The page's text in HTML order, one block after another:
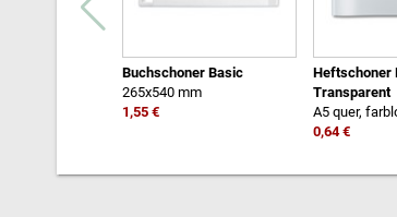
Buchschoner Basic
265x540 mm
1,55 €
Heftschoner
Transparent
A5 quer,
0,64 €